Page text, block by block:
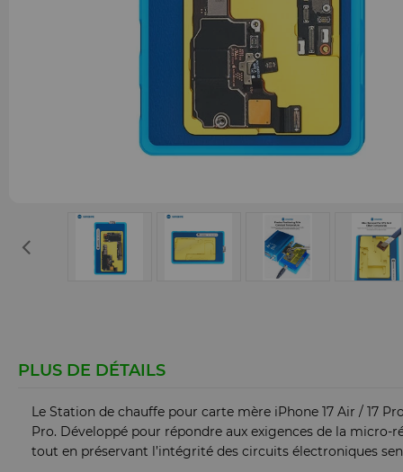
PLUS DE DÉTAILS
Le Station de chauffe pour carte mère iPhone 17 Air / 17 Pro
Pro. Développé pour répondre aux exigences de la
tout en préservant l’intégrité des circuits électroniques